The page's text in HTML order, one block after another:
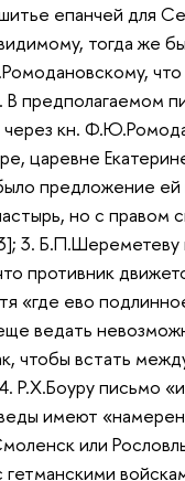
епанчей для
тогда же
что
В предполагаемом
кн.
царевне
предложение ей
но с правом
3. Б.П.Шереметеву
противник
«где ево
ведать
чтобы встать
Р.Х.Боуру письмо
имеют
или